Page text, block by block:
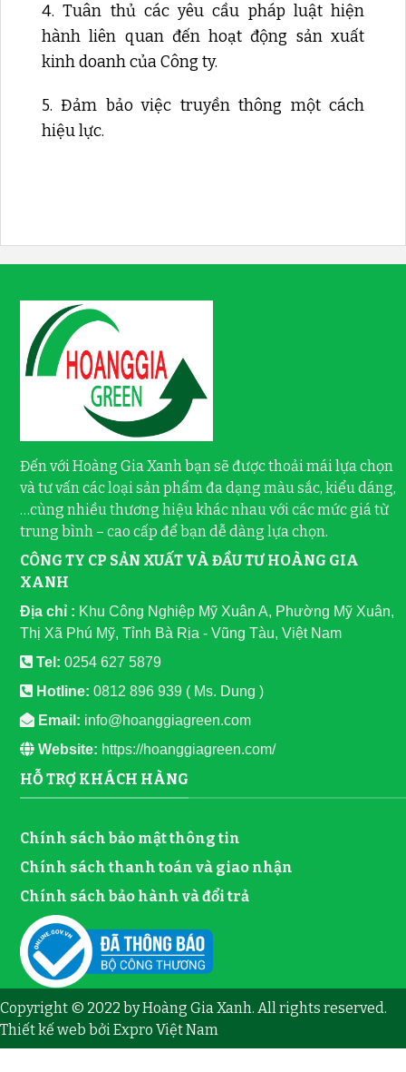
4. Tuân thủ các yêu cầu pháp luật hiện
hành liên quan đến hoạt động sản xuất
kinh doanh của Công ty.
5. Đảm bảo việc truyền thông một cách
hiệu lực.
Đến với Hoàng Gia Xanh bạn sẽ được thoải mái lựa chọn
và tư vấn các loại sản phẩm đa dạng màu sắc, kiểu dáng,
…cùng nhiều thương hiệu khác nhau với các mức giá từ
trung bình – cao cấp để bạn dễ dàng lựa chọn.
CÔNG TY CP SẢN XUẤT VÀ ĐẦU TƯ HOÀNG GIA
XANH
Địa chỉ : Khu Công Nghiệp Mỹ Xuân A, Phường Mỹ Xuân,
Thị Xã Phú Mỹ, Tỉnh Bà Rịa - Vũng Tàu, Việt Nam
Tel: 0254 627 5879
Hotline: 0812 896 939 ( Ms. Dung )
Email: info@hoanggiagreen.com
Website: https://hoanggiagreen.com/
HỖ TRỢ KHÁCH HÀNG
Chính sách bảo mật thông tin
Chính sách thanh toán và giao nhận
Chính sách bảo hành và đổi trả
Copyright © 2022 by Hoàng Gia Xanh. All rights reserved.
Thiết kế web bởi Expro Việt Nam